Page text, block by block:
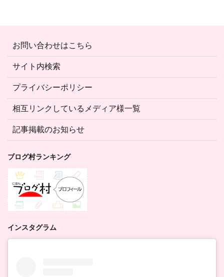
お問い合わせはこちら
サイト内検索
プライバシーポリシー
相互リンクしているメディア様一覧
記事掲載のお知らせ
ブログ村ランキング
インスタグラム